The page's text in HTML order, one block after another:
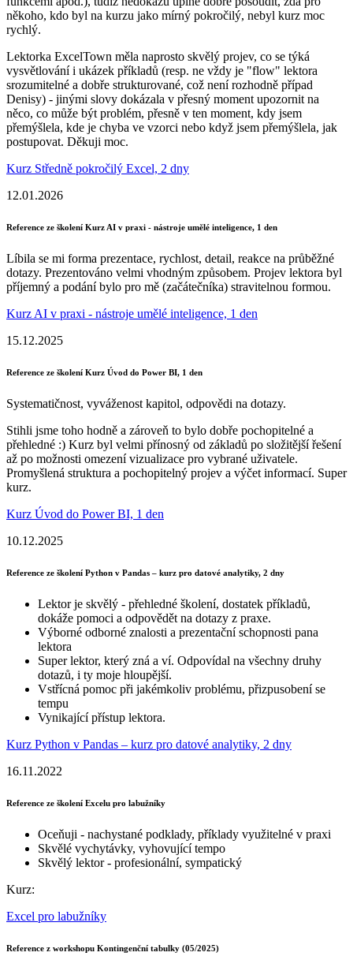
někoho, kdo byl na kurzu jako mírný pokročilý, nebyl kurz moc
rychlý.
Lektorka ExcelTown měla naprosto skvělý projev, co se týká
vysvětlování i ukázek příkladů (resp. ne vždy je "flow" lektora
srozumitelné a dobře strukturované, což není rozhodně případ
Denisy) - jinými slovy dokázala v přesný moment upozornit na
něco, co může být problém, přesně v ten moment, kdy jsem
přemýšlela, kde je chyba ve vzorci nebo když jsem přemýšlela, jak
postupovat. Děkuji moc.
Kurz Středně pokročilý Excel, 2 dny
12.01.2026
Reference ze školení Kurz AI v praxi - nástroje umělé inteligence, 1 den
Líbila se mi forma prezentace, rychlost, detail, reakce na průběžné
dotazy. Prezentováno velmi vhodným způsobem. Projev lektora byl
příjemný a podání bylo pro mě (začátečníka) stravitelnou formou.
Kurz AI v praxi - nástroje umělé inteligence, 1 den
15.12.2025
Reference ze školení Kurz Úvod do Power BI, 1 den
Systematičnost, vyváženost kapitol, odpovědi na dotazy.
Stihli jsme toho hodně a zároveň to bylo dobře pochopitelné a
přehledné :) Kurz byl velmi přínosný od základů po složitější řešení
až po možnosti omezení vizualizace pro vybrané uživatele.
Promyšlená struktura a pochopitelný projev a výčet informací. Super
kurz.
Kurz Úvod do Power BI, 1 den
10.12.2025
Reference ze školení Python v Pandas – kurz pro datové analytiky, 2 dny
Lektor je skvělý - přehledné školení, dostatek příkladů,
dokáže pomoci a odpovědět na dotazy z praxe.
Výborné odborné znalosti a prezentační schopnosti pana
lektora
Super lektor, který zná a ví. Odpovídal na všechny druhy
dotazů, i ty moje hloupější.
Vstřícná pomoc při jakémkoliv problému, přizpusobení se
tempu
Vynikající přístup lektora.
Kurz Python v Pandas – kurz pro datové analytiky, 2 dny
16.11.2022
Reference ze školení Excelu pro labužníky
Oceňuji - nachystané podklady, příklady využitelné v praxi
Skvělé vychytávky, vyhovující tempo
Skvělý lektor - profesionální, sympatický
Kurz:
Excel pro labužníky
Reference z workshopu Kontingenční tabulky (05/2025)